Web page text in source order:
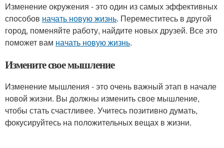
Изменение окружения - это один из самых эффективных
способов начать новую жизнь. Переместитесь в другой
город, поменяйте работу, найдите новых друзей. Все это
поможет вам начать новую жизнь.
Измените свое мышление
Изменение мышления - это очень важный этап в начале
новой жизни. Вы должны изменить свое мышление,
чтобы стать счастливее. Учитесь позитивно думать,
фокусируйтесь на положительных вещах в жизни.